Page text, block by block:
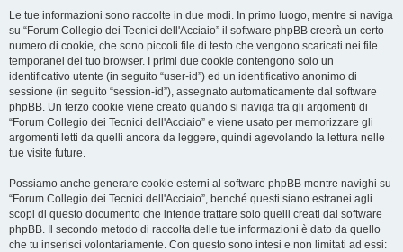
Le tue informazioni sono raccolte in due modi. In primo luogo, mentre si naviga
su “Forum Collegio dei Tecnici dell'Acciaio” il software phpBB creerà un certo
numero di cookie, che sono piccoli file di testo che vengono scaricati nei file
temporanei del tuo browser. I primi due cookie contengono solo un
identificativo utente (in seguito “user-id”) ed un identificativo anonimo di
sessione (in seguito “session-id”), assegnato automaticamente dal software
phpBB. Un terzo cookie viene creato quando si naviga tra gli argomenti di
“Forum Collegio dei Tecnici dell'Acciaio” e viene usato per memorizzare gli
argomenti letti da quelli ancora da leggere, quindi agevolando la lettura nelle
tue visite future.
Possiamo anche generare cookie esterni al software phpBB mentre navighi su
“Forum Collegio dei Tecnici dell'Acciaio”, benché questi siano estranei agli
scopi di questo documento che intende trattare solo quelli creati dal software
phpBB. Il secondo metodo di raccolta delle tue informazioni è dato da quello
che tu inserisci volontariamente. Con questo sono intesi e non limitati ad essi: